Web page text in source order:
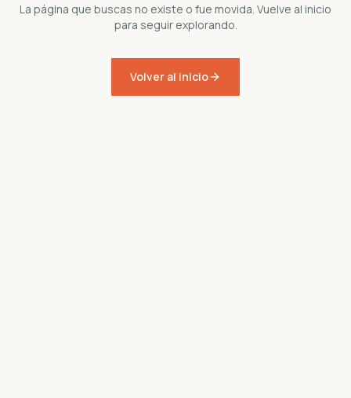
La página que buscas no existe o fue movida. Vuelve al inicio
para seguir explorando.
Volver al inicio